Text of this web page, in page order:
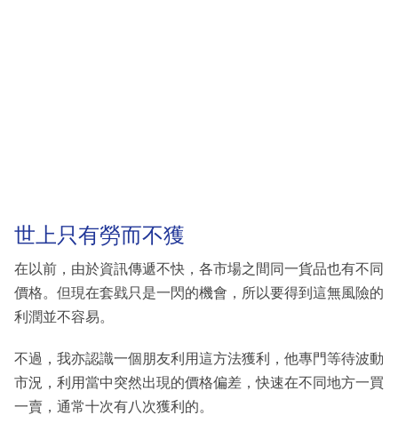
世上只有勞而不獲
在以前，由於資訊傳遞不快，各市場之間同一貨品也有不同
價格。但現在套戥只是一閃的機會，所以要得到這無風險的
利潤並不容易。
不過，我亦認識一個朋友利用這方法獲利，他專門等待波動
市況，利用當中突然出現的價格偏差，快速在不同地方一買
一賣，通常十次有八次獲利的。